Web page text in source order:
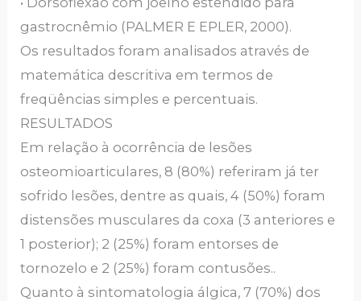
gastrocnêmio (PALMER E EPLER, 2000).
Os resultados foram analisados através de
matemática descritiva em termos de
freqüências simples e percentuais.
RESULTADOS
Em relação à ocorrência de lesões
osteomioarticulares, 8 (80%) referiram já ter
sofrido lesões, dentre as quais, 4 (50%) foram
distensões musculares da coxa (3 anteriores e
1 posterior); 2 (25%) foram entorses de
tornozelo e 2 (25%) foram contusões..
Quanto à sintomatologia álgica, 7 (70%) dos